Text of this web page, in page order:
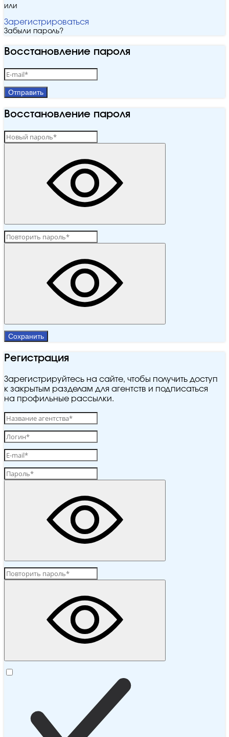
или
Зарегистрироваться
Забыли пароль?
Восстановление пароля
Отправить
Восстановление пароля
Сохранить
Регистрация
Зарегистрируйтесь на сайте, чтобы получить доступ
к закрытым разделам для агентств и подписаться
на профильные рассылки.